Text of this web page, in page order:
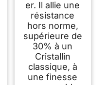
er. Il allie une
résistance
hors norme,
supérieure de
30% à un
Cristallin
classique, à
une finesse